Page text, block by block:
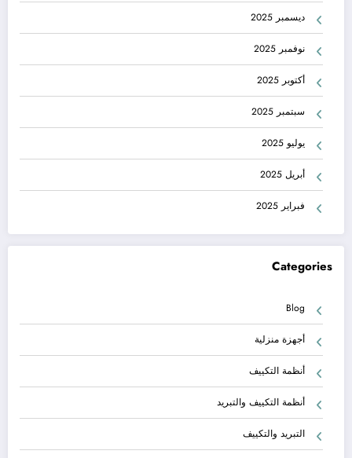
ديسمبر 2025
نوفمبر 2025
أكتوبر 2025
سبتمبر 2025
يوليو 2025
أبريل 2025
فبراير 2025
Categories
Blog
أجهزة منزلية
أنظمة التكييف
أنظمة التكييف والتبريد
التبريد والتكييف